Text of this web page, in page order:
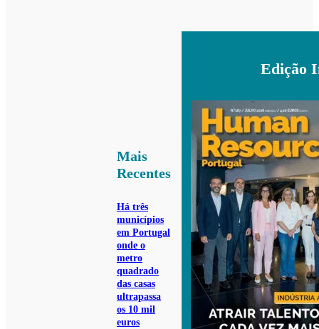
Mais
Recentes
Há três
municípios
em Portugal
onde o
metro
quadrado
das casas
ultrapassa
os 10 mil
euros
Edição